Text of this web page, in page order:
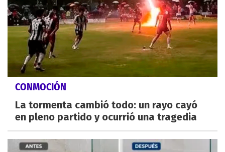
CONMOCIÓN
La tormenta cambió todo: un rayo cayó
en pleno partido y ocurrió una tragedia